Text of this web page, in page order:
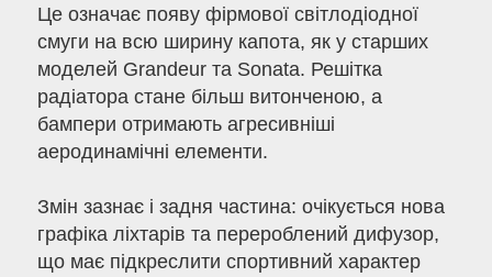
Це означає появу фірмової світлодіодної
смуги на всю ширину капота, як у старших
моделей Grandeur та Sonata. Решітка
радіатора стане більш витонченою, а
бампери отримають агресивніші
аеродинамічні елементи.
Змін зазнає і задня частина: очікується нова
графіка ліхтарів та перероблений дифузор,
що має підкреслити спортивний характер